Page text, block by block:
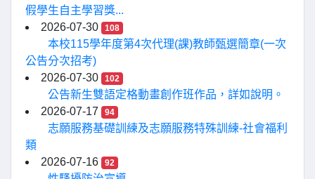
假學生自主學習獎...
2026-07-30
108
本校115學年度第4次代理(課)教師甄選簡章(一次
公告分次招考)
2026-07-30
102
公告新生雙語定格動畫創作班作品，詳如說明。
2026-07-17
94
志願服務基礎訓練及志願服務特殊訓練-社會福利
類
2026-07-16
92